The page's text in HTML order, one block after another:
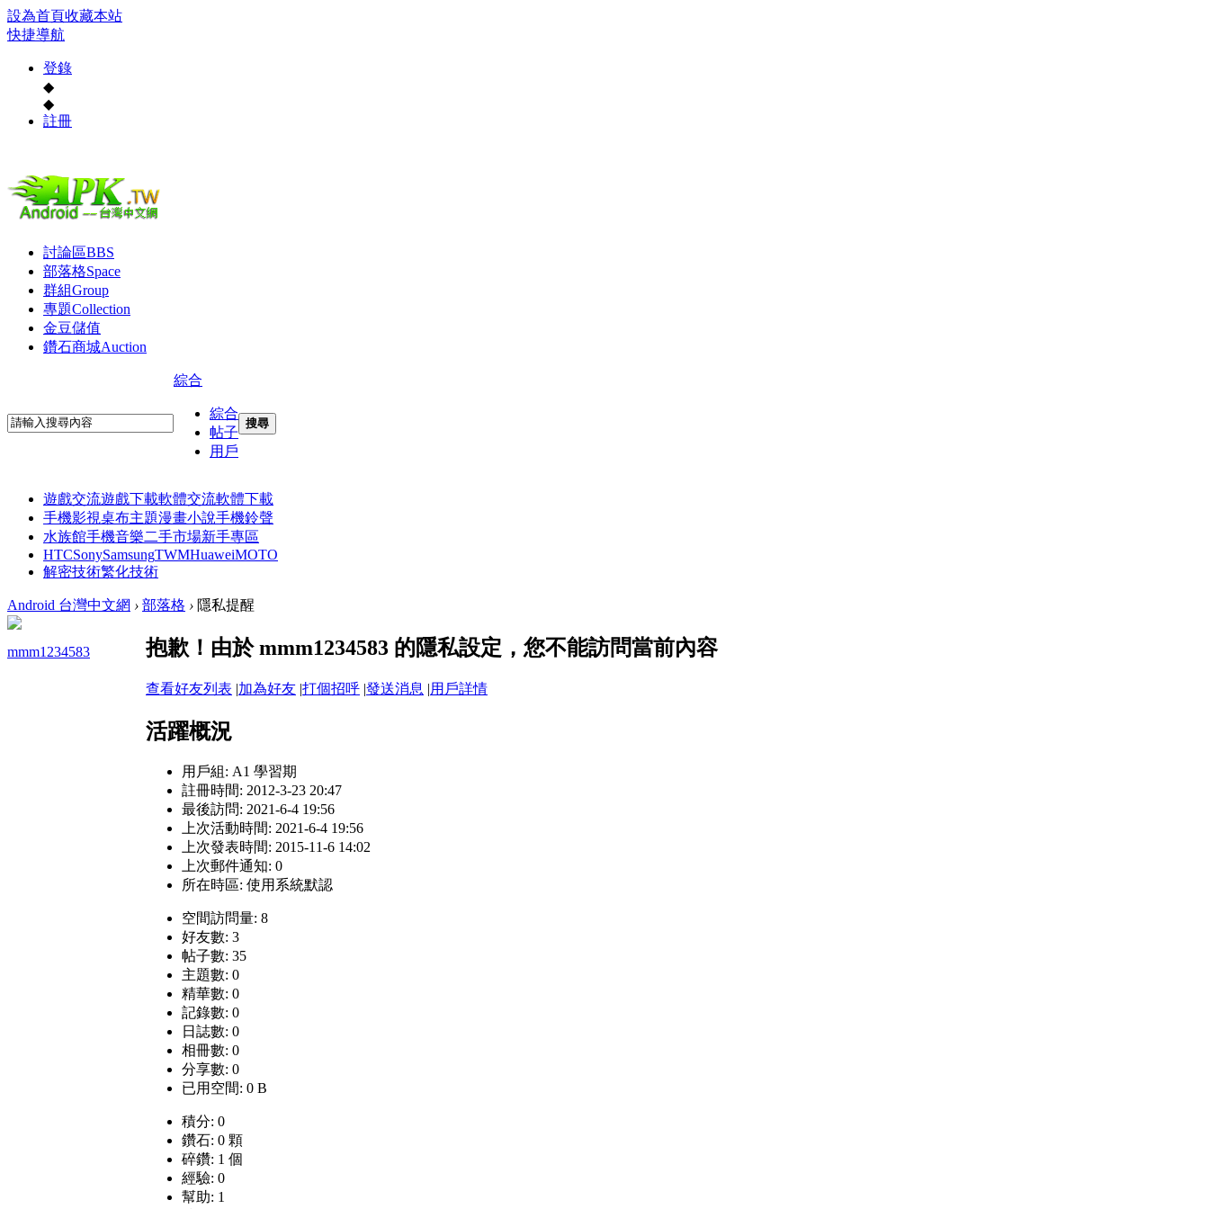
設為首頁收藏本站
快捷導航
登錄
◆
◆
註冊
討論區BBS
部落格Space
群組Group
專題Collection
金豆儲值
鑽石商城Auction
綜合
綜合
帖子
用戶
搜尋
遊戲交流遊戲下載軟體交流軟體下載
手機影視桌布主題漫畫小說手機鈴聲
水族館手機音樂二手市場新手專區
HTCSonySamsungTWMHuaweiMOTO
解密技術繁化技術
Android 台灣中文網 › 部落格 › 隱私提醒
mmm1234583 抱歉！由於 mmm1234583 的隱私設定，您不能訪問當前內容
查看好友列表 |加為好友 |打個招呼 |發送消息 |用戶詳情
活躍概況
用戶組: A1 學習期
註冊時間: 2012-3-23 20:47
最後訪問: 2021-6-4 19:56
上次活動時間: 2021-6-4 19:56
上次發表時間: 2015-11-6 14:02
上次郵件通知: 0
所在時區: 使用系統默認
空間訪問量: 8
好友數: 3
帖子數: 35
主題數: 0
精華數: 0
記錄數: 0
日誌數: 0
相冊數: 0
分享數: 0
已用空間: 0 B
積分: 0
鑽石: 0 顆
碎鑽: 1 個
經驗: 0
幫助: 1